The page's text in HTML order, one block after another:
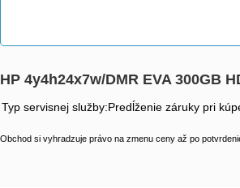
HP 4y4h24x7w/DMR EVA 300GB
Typ servisnej služby:Predĺženie záruky pri
Obchod si vyhradzuje právo na zmenu ceny až po